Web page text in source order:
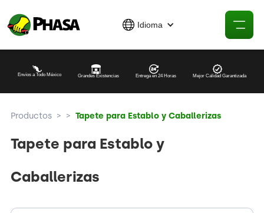
Idioma
Envíos a Todo México Grandes Existencias Entrega en 24 Horas Mejor Calidad Garantizada
Productos > > Tapete para Establo y Caballerizas
Tapete para Establo y
Caballerizas